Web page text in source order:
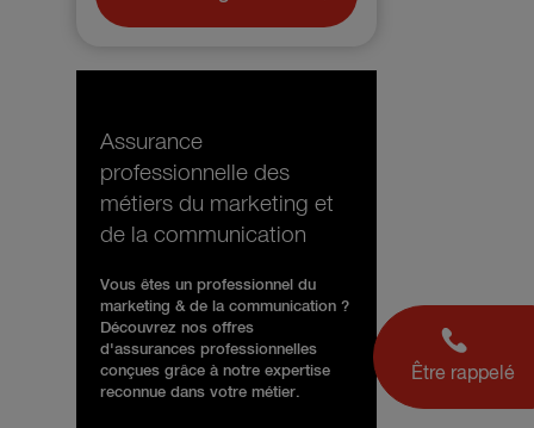
Être rappelé
Assurance
professionnelle des
métiers du marketing et
de la communication
Vous êtes un professionnel du
marketing & de la communication ?
Découvrez nos offres
d'assurances professionnelles
conçues grâce à notre expertise
reconnue dans votre métier.